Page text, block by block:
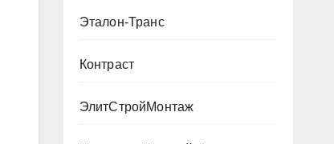
Эталон-Транс
Контраст
ЭлитСтройМонтаж